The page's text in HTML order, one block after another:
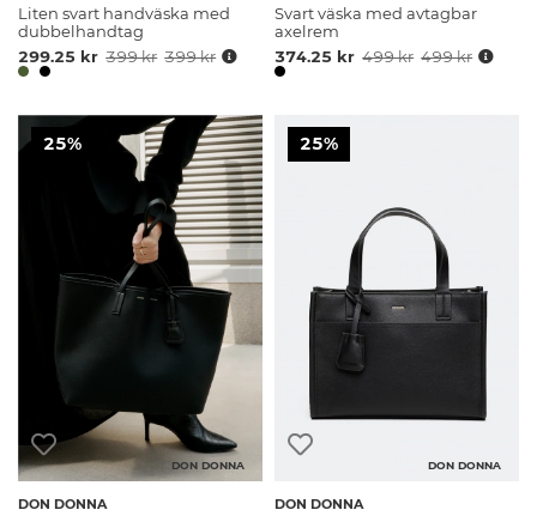
Liten svart handväska med
dubbelhandtag
299.25 kr 399 kr 399 kr
Svart väska med avtagbar
axelrem
374.25 kr 499 kr 499 kr
25%
DON DONNA
DON DONNA
25%
DON DONNA
DON DONNA